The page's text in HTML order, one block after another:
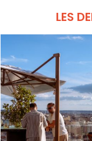
monde
LES